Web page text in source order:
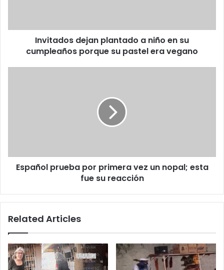
porque
Invitados dejan plantado a niño en su
cumpleaños porque su pastel era vegano
fue
Español prueba por primera vez un nopal; esta
fue su reacción
Related Articles